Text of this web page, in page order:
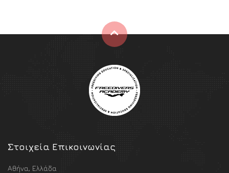
Στοιχεία Επικοινωνίας
Αθήνα, Ελλάδα